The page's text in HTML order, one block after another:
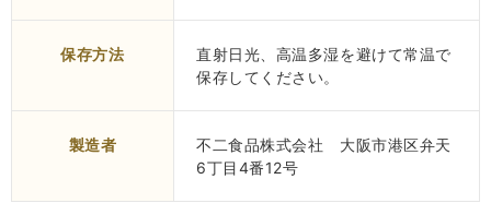
保存方法
直射日光、高温多湿を避けて常温で
保存してください。
製造者
不二食品株式会社 大阪市港区弁天
6丁目4番12号